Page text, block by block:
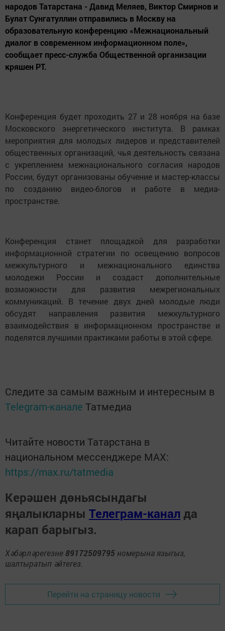
народов Татарстана - Давид Меляев, Виктор Смирнов и
Булат Сунгатуллин отправились в Москву на
образовательную конференцию «Межнациональный
диалог в современном информационном поле»,
сообщает пресс-служба Общественной организации
кряшен РТ.
Конференция будет проходить 27 и 28 ноября на базе
Московского энергетического института. В рамках
мероприятия для молодых лидеров и представителей
общественных организаций, чья деятельность связана
с укреплением межнационального согласия народов
России, будут организованы обучение и мастер-классы
по созданию видео-блогов и работе в медиа-
пространстве.
Конференция станет площадкой для разработки
информационной стратегии по освещению вопросов
межкультурного и межнационального единства
молодежи России и создаст дополнительные
возможности для развития межрегиональных
коммуникаций. В течение двух дней молодые люди
обсудят направления развития межкультурного
взаимодействия в информационном пространстве и
поделятся лучшими практиками работы в этой сфере.
Следите за самым важным и интересным в
Telegram-канале Татмедиа
Читайте новости Татарстана в
национальном мессенджере MАХ:
https://max.ru/tatmedia
Керәшен дөньясындагы
яңалыкларны Телеграм-канал да
карап барыгыз.
Хәбәрләрегезне 89172509795 номерына языгыз,
шалтыратып әйтегез.
Перейти на страницу новости